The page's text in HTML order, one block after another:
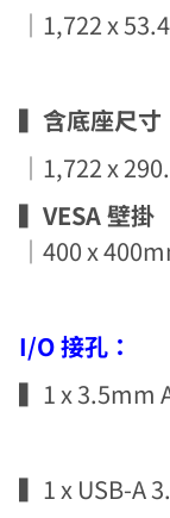
｜1,722 x
▍含底座尺寸
｜1,722 x
▍VESA 壁掛
｜400 x
I/O 接孔：
▍1 x 3.5mm
▍1 x USB-A